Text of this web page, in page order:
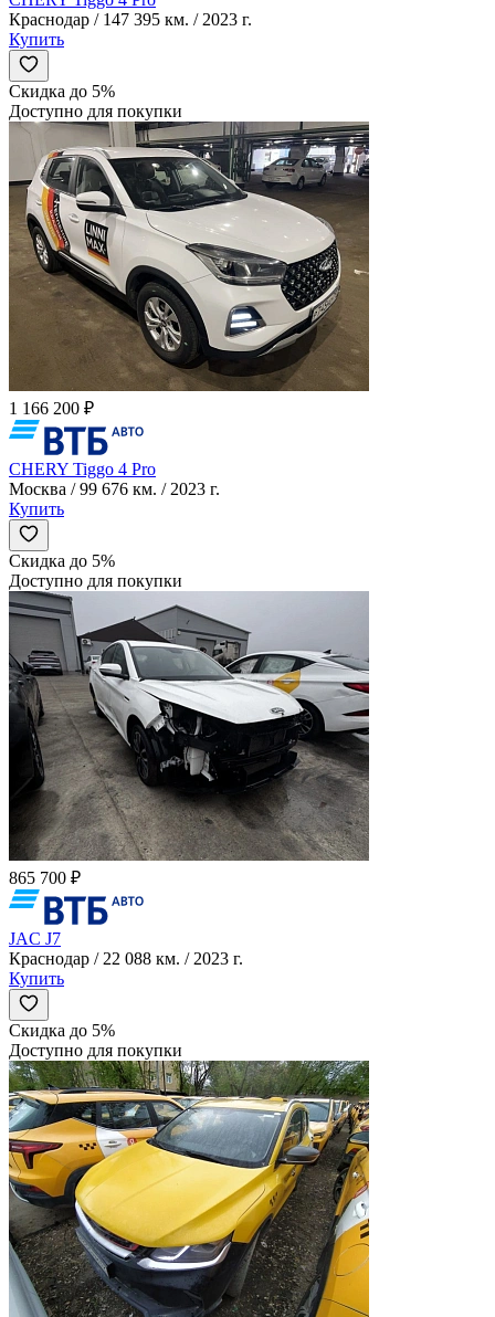
Краснодар / 147 395 км. / 2023 г.
Купить
Скидка до 5%
Доступно для покупки
1 166 200 ₽
CHERY Tiggo 4 Pro
Москва / 99 676 км. / 2023 г.
Купить
Скидка до 5%
Доступно для покупки
865 700 ₽
JAC J7
Краснодар / 22 088 км. / 2023 г.
Купить
Скидка до 5%
Доступно для покупки